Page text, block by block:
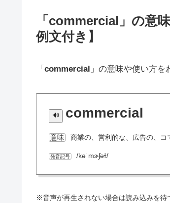
「commercial」の意
例文付き】
「 commercial 」の意味や使い方を
commercial
意味 商業の、営利的な、広告の、
発音記号 /kəˈmɝʃəɫ/
※音声が再生されない場合は読み込みを待